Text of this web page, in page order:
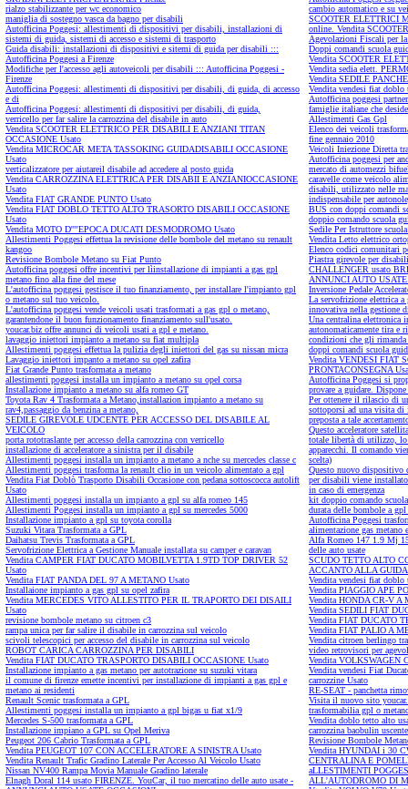
rialzo stabilizzante per wc economico
maniglia di sostegno vasca da bagno per disabili
Autofficina Poggesi: allestimenti di dispositivi per disabili, installazioni di
sistemi di guida, sistemi di accesso e sistemi di trasporto
Guida disabili: installazioni di dispositivi e sitemi di guida per disabili :::
Autofficina Poggesi a Firenze
Modifiche per l'accesso agli autoveicoli per disabili ::: Autofficina Poggesi -
Firenze
Autofficina Poggesi: allestimenti di dispositivi per disabili, di guida, di accesso
e di
Autofficina Poggesi: allestimenti di dispositivi per disabili, di guida,
verricello per far salire la carrozzina del disabile in auto
Vendita SCOOTER ELETTRICO PER DISABILI E ANZIANI TITAN
OCCASIONE Usato
Vendita MICROCAR META TASSOKING GUIDADISABILI OCCASIONE
Usato
verticalizzatore per aiutareil disabile ad accedere al posto guida
Vendita CARROZZINA ELETTRICA PER DISABII E ANZIANIOCCASIONE
Usato
Vendita FIAT GRANDE PUNTO Usato
Vendita FIAT DOBLO TETTO ALTO TRASORTO DISABILI OCCASIONE
Usato
Vendita MOTO D''''EPOCA DUCATI DESMODROMO Usato
Allestimenti Poggesi effettua la revisione delle bombole del metano su renault
kangoo
Revisione Bombole Metano su Fiat Punto
Autofficina poggesi offre incentivi per lìinstallazione di impianti a gas gpl
metano fino alla fine del mese
L'autofficina poggesi gestisce il tuo finanziamento, per installare l'impianto gpl
o metano sul tuo veicolo.
L'autofficina poggesi vende veicoli usati trasformati a gas gpl o metano,
garantendone il buon funzionamento finanziamento sull'usato.
youcar.biz offre annunci di veicoli usati a gpl e metano.
lavaggio iniettori impianto a metano su fiat multipla
Allestimenti poggesi effettua la pulizia degli iniettori del gas su nissan micra
Lavaggio iniettori impanto a metano su opel zafira
Fiat Grande Punto trasformata a metano
allestimenti poggesi installa un impianto a metano su opel corsa
Installazione impianto a metano su alfa romeo GT
Toyota Rav 4 Trasformata a Metano,installazion impianto a metano su
rav4,passaggio da benzina a metano,
SEDILE GIREVOLE UDCENTE PER ACCESSO DEL DISABILE AL
VEICOLO
porta rototraslante per accesso della carrozzina con verricello
installazione di acceleratore a sinistra per il disabile
Allestimenti poggesi installa un impianto a metano a nche su mercedes classe c
Allestimenti poggesi trasforma la renault clio in un veicolo alimentato a gpl
Vendita Fiat Doblò Trasporto Disabili Occasione con pedana sottoscocca autolift
Usato
Allestimenti poggesi installa un impianto a gpl su alfa romeo 145
Allestimenti Poggesi installa un impianto a gpl su mercedes 5000
Installazione impianto a gpl su toyota corolla
Suzuki Vitara Trasformata a GPL
Daihatsu Trevis Trasformata a GPL
Servofrizione Elettrica a Gestione Manuale installata su camper e caravan
Vendita CAMPER FIAT DUCATO MOBILVETTA 1.9TD TOP DRIVER 52
Usato
Vendita FIAT PANDA DEL 97 A METANO Usato
Installaione impianto a gas gpl su opel zafira
Vendita MERCEDES VITO ALLESTITO PER IL TRAPORTO DEI DISAILI
Usato
revisione bombole metano su citroen c3
rampa unica per far salire il disabile in carrozzina sul veicolo
scivoli telescopici per accesso del disabile in carrozzina sul veicolo
ROBOT CARICA CARROZZINA PER DISABILI
Vendita FIAT DUCATO TRASPORTO DISABILI OCCASIONE Usato
Installazione impianto a gas metano per autotrazione su suzuki vitara
il comune di firenze emette incentivi per installazione di impianti a gas gpl e
metano ai residenti
Renault Scenic trasformata a GPL
Allestimenti poggesi installa un impianto a gpl bigas u fiat x1/9
Mercedes S-500 trasformata a GPL
Installazione impiano a GPL su Opel Meriva
Peugeot 206 Cabrio Trasformata a GPL
Vendita PEUGEOT 107 CON ACCELERATORE A SINISTRA Usato
Vendita Renault Trafic Gradino Laterale Per Accesso Al Veicolo Usato
Nissan NV400 Rampa Movia Manuale Gradino laterale
Elnagh Doral 114 usato FIRENZE. YouCar, il tuo mercatino delle auto usate -
cambio automatico e su
SCOOTER ELETTRICI
online. Vendita
Agevolazioni Fiscali per
Doppi comandi scuola
Vendita SCOOTER
Vendita sedia elett.
Vendita SEDILE
Vendita vendesi fiat doblo
Autofficina poggesi
famiglie italiane che
Allestimenti Gas Gpl
Elenco dei veicoli
fine gennaio 2010
Veicoli Iniezione Diretta
Autofficina poggesi per
mercato di automezzi
caravelle come veicolo
disabili, utilizzato nelle
indispensabile per
BUS con doppi comandi
doppio comando scuola
Sedile Per Istruttore
Vendita Letto elettrico
Elenco codici comunitari
Piastra girevole per disabili
CHALLENGER usato
ANNUNCI AUTO
Inversione Pedale
La servofrizione elettrica a
innovativa nella gestione
Una centralina elettronica
autonomaticamente tira e
condizioni che gli
doppi comandi scuola
Vendita VENDESI FIAT
PRONTACONSEGNA
Autofficina Poggesi si
provare a guidare.
Per ottenere il rilascio di
sottoporsi ad una visita di
preposta a tale
Questo acceleratore
totale libertà di utilizzo, lo
apparecchi. Il comando
scelta)
Questo nuovo dispositivo
per disabili viene
in caso di emergenza
kit doppio comando
durata delle bombole a
Autofficina Poggesi
alimentazione gas metano
Alfa Romeo 147 1.9 Mj
delle auto usate
SCUDO TETTO ALTO
ACCANTO ALLA GUIDA
Vendita vendesi fiat
Vendita PIAGGIO APE
Vendita HONDA CR-V A
Vendita SEDILI FIAT
Vendita FIAT DUCATO
Vendita FIAT PALIO A
Vendita citroen berlingo
video retrovisori per
Vendita VOLKSWAGEN
Vendita vendesi Fiat
carrozzine Usato
RE-SEAT - panchetta
Visita il nuovo sito
trasformabilia gpl o
Vendita doblo tetto alto
carrozzina baobulin
Revisione Bombole
Vendita HYUNDAI i 30
CENTRALINA E
aLLESTIMENTI
ALL'AUTODROMO DI